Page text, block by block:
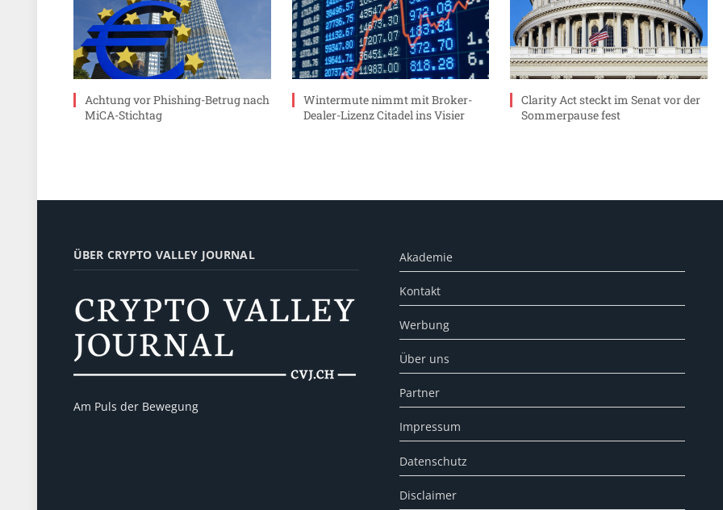
Achtung vor Phishing-Betrug nach
MiCA-Stichtag
Wintermute nimmt mit Broker-
Dealer-Lizenz Citadel ins Visier
Clarity Act steckt im Senat vor der
Sommerpause fest
ÜBER CRYPTO VALLEY JOURNAL
Am Puls der Bewegung
Akademie
Kontakt
Werbung
Über uns
Partner
Impressum
Datenschutz
Disclaimer